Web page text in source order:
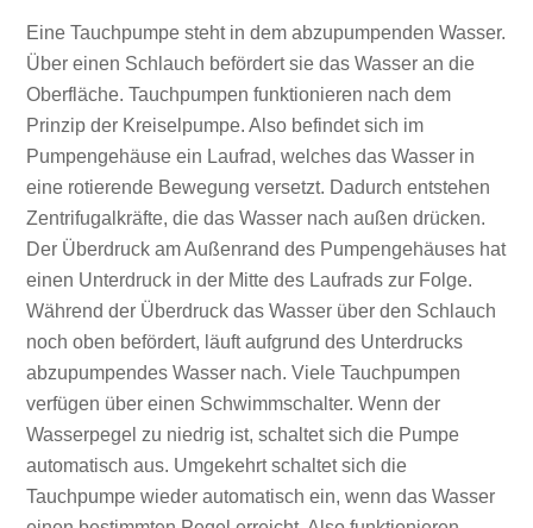
Eine Tauchpumpe steht in dem abzupumpenden Wasser.
Über einen Schlauch befördert sie das Wasser an die
Oberfläche. Tauchpumpen funktionieren nach dem
Prinzip der Kreiselpumpe. Also befindet sich im
Pumpengehäuse ein Laufrad, welches das Wasser in
eine rotierende Bewegung versetzt. Dadurch entstehen
Zentrifugalkräfte, die das Wasser nach außen drücken.
Der Überdruck am Außenrand des Pumpengehäuses hat
einen Unterdruck in der Mitte des Laufrads zur Folge.
Während der Überdruck das Wasser über den Schlauch
noch oben befördert, läuft aufgrund des Unterdrucks
abzupumpendes Wasser nach. Viele Tauchpumpen
verfügen über einen Schwimmschalter. Wenn der
Wasserpegel zu niedrig ist, schaltet sich die Pumpe
automatisch aus. Umgekehrt schaltet sich die
Tauchpumpe wieder automatisch ein, wenn das Wasser